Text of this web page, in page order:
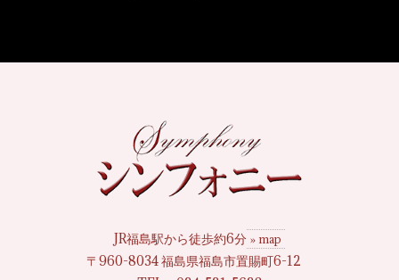
JR福島駅から徒歩約6分 » map
〒960-8034 福島県福島市置賜町6-12